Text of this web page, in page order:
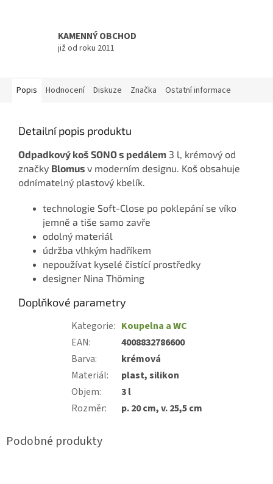
KAMENNÝ OBCHOD
již od roku 2011
Popis Hodnocení Diskuze Značka Ostatní informace
Detailní popis produktu
Odpadkový koš SONO s pedálem 3 l, krémový od
značky Blomus v moderním designu. Koš obsahuje
odnímatelný plastový kbelík.
technologie Soft-Close po poklepání se víko
jemně a tiše samo zavře
odolný materiál
údržba vlhkým hadříkem
nepoužívat kyselé čistící prostředky
designer Nina Thöming
Doplňkové parametry
Kategorie: Koupelna a WC
EAN:
4008832786600
Barva:
krémová
Materiál:
plast, silikon
Objem:
3 l
Rozměr: p. 20 cm, v. 25,5 cm